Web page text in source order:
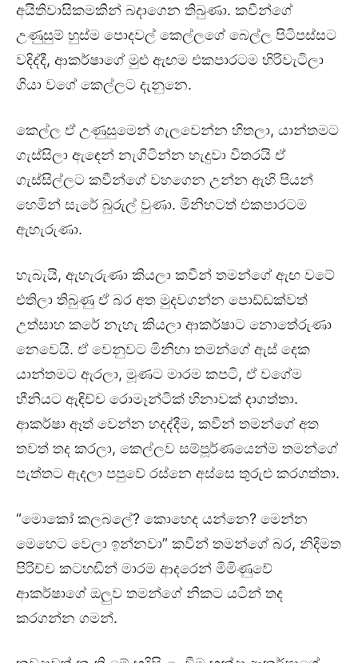
අයිතිවාසිකමකින් බදාගෙන තිබුණා. කවීන්ගේ
උණුසුම් හුස්ම පොදවල් කෙල්ලගේ බෙල්ල පිටිපස්සට
වදිද්දී, ආකර්ෂාගේ මුළු ඇඟම එකපාරටම හිරිවැටිලා
ගියා වගේ කෙල්ලට දැනුනෙ.
කෙල්ල ඒ උණුසුමෙන් ගැලවෙන්න හිතලා, යාන්තමට
ගැස්සිලා ඇඳෙන් නැගිටින්න හැදුවා විතරයි ඒ
ගැස්සිල්ලට කවීන්ගේ වහගෙන උන්න ඇහි පියන්
හෙමින් සැරේ බුරුල් වුණා. මිනිහටත් එකපාරටම
ඇහැරුණා.
හැබැයි, ඇහැරුණා කියලා කවීන් තමන්ගේ ඇඟ වටේ
එතිලා තිබුණු ඒ බර අත මුදවගන්න පොඩ්ඩක්වත්
උත්සාහ කරේ නැහැ කියලා ආකර්ෂාට නොතේරුණා
නෙවෙයි. ඒ වෙනුවට මිනිහා තමන්ගේ ඇස් දෙක
යාන්තමට ඇරලා, මූණට මාරම කපටි, ඒ වගේම
හීනියට ඇඳිච්ච රොමෑන්ටික් හිනාවක් දාගත්තා.
ආකර්ෂා ඈත් වෙන්න හදද්දීම, කවීන් තමන්ගේ අත
තවත් තද කරලා, කෙල්ලව සම්පූර්ණයෙන්ම තමන්ගේ
පැත්තට ඇදලා පපුවේ රස්නෙ අස්සෙ තුරුළු කරගත්තා.
“මොකෝ කලබලේ? කොහෙද යන්නෙ? මෙන්න
මෙහෙට වෙලා ඉන්නවා” කවීන් තමන්ගේ බර, නිදිමත
පිරිච්ච කටහඬින් මාරම ආදරෙන් මිමිණුවේ
ආකර්ෂාගේ ඔලුව තමන්ගේ නිකට යටින් තද
කරගන්න ගමන්.